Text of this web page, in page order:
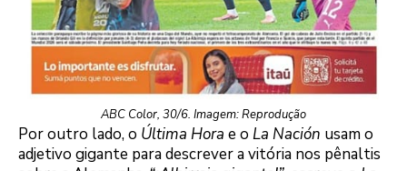
ABC Color, 30/6. Imagem: Reprodução
Por outro lado, o Última Hora e o La Nación usam o
adjetivo gigante para descrever a vitória nos pênaltis